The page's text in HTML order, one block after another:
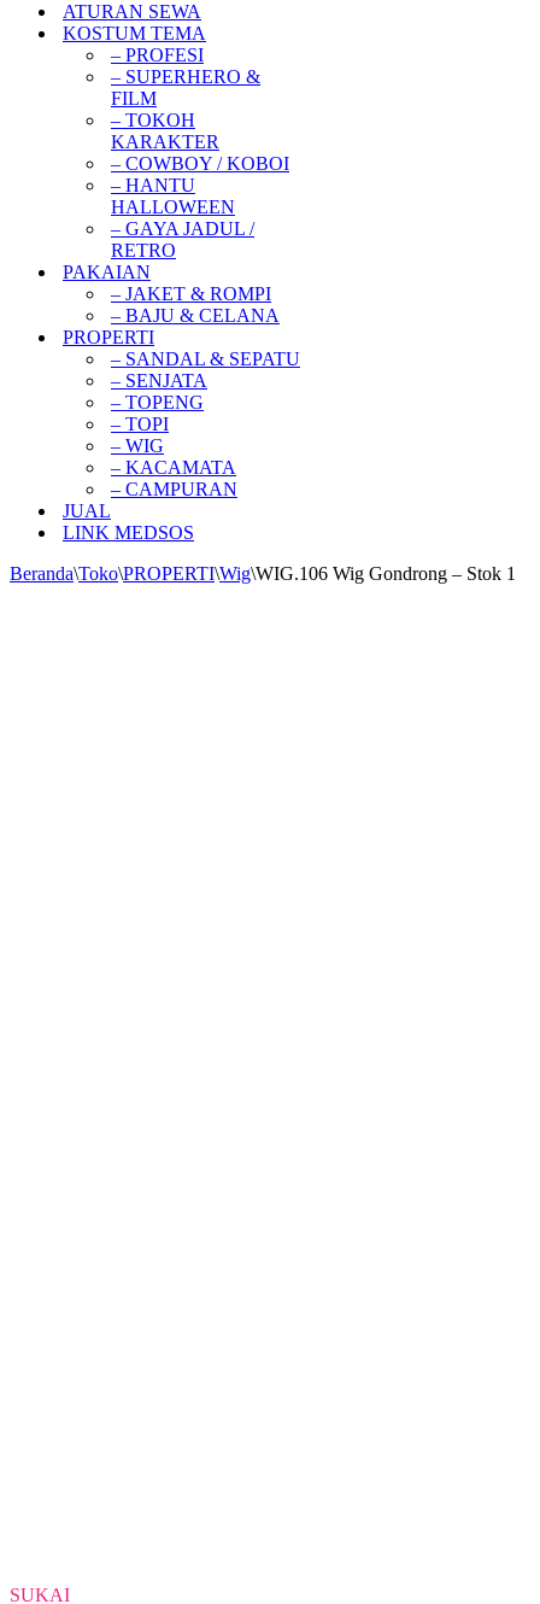
ATURAN SEWA
KOSTUM TEMA
– PROFESI
– SUPERHERO &
FILM
– TOKOH
KARAKTER
– COWBOY / KOBOI
– HANTU
HALLOWEEN
– GAYA JADUL /
RETRO
PAKAIAN
– JAKET & ROMPI
– BAJU & CELANA
PROPERTI
– SANDAL & SEPATU
– SENJATA
– TOPENG
– TOPI
– WIG
– KACAMATA
– CAMPURAN
JUAL
LINK MEDSOS
Beranda\Toko\PROPERTI\Wig\WIG.106 Wig Gondrong – Stok 1
SUKAI